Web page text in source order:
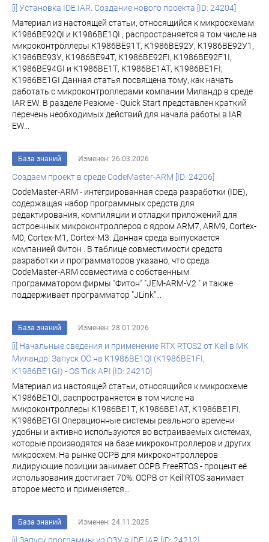
[i] Установка IDE IAR. Создание нового проекта [ID: 24204]
Материал из настоящей статьи, относящийся к микросхемам
К1986ВЕ92QI и К1986ВЕ1QI , распространяется в том числе на
микроконтроллеры К1986ВЕ91Т, К1986ВЕ92У, К1986ВЕ92У1,
К1986ВЕ93У, К1986ВЕ94Т, К1986ВЕ92FI, К1986ВЕ92F1I,
К1986ВЕ94GI и К1986ВЕ1Т, К1986ВЕ1АТ, К1986ВЕ1FI,
К1986ВЕ1GI Данная статья посвящена тому, как начать
работать с микроконтроллерами компании Миландр в среде
IAR EW. В разделе Резюме - Quick Start представлен краткий
перечень необходимых действий для начала работы в IAR
EW...
База знаний Изменен: 26.03.2026
Создаем проект в среде CodeMaster-ARM [ID: 24206]
CodeMaster-ARM - интегрированная среда разработки (IDE),
содержащая набор программных средств для
редактирования, компиляции и отладки приложений для
встроенных микроконтроллеров с ядром ARM7, ARM9, Cortex-
M0, Cortex-M1, Cortex-M3. Данная среда выпускается
компанией Фитон . В таблице совместимости средств
разработки и программаторов указано, что среда
CodeMaster-ARM совместима с собственным
программатором фирмы "Фитон" "JEM-ARM-V2 " и также
поддерживает программатор "JLink"...
База знаний Изменен: 28.01.2026
[i] Начальные сведения и применение RTX RTOS2 от Keil в МК
Миландр. Запуск ОС на К1986ВЕ1QI (К1986ВЕ1FI,
К1986ВЕ1GI) - OS Tick API [ID: 24210]
Материал из настоящей статьи, относящийся к микросхеме
К1986ВЕ1QI, распространяется в том числе на
микроконтроллеры К1986ВЕ1Т, К1986ВЕ1АТ, К1986ВЕ1FI,
К1986ВЕ1GI Операционные системы реального времени
удобны и активно используются во встраиваемых системах,
которые производятся на базе микроконтроллеров и других
микросхем. На рынке ОСРВ для микроконтроллеров
лидирующие позиции занимает ОСРВ FreeRTOS - процент её
использования достигает 70%. ОСРВ от Keil RTOS занимает
второе место и применяется...
База знаний Изменен: 24.11.2025